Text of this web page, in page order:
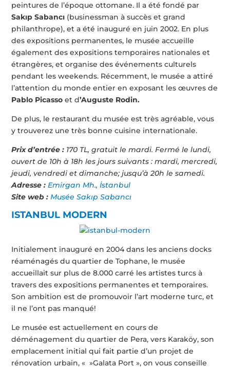
peintures de l’époque ottomane. Il a été fondé par
Sakıp Sabancı (businessman à succès et grand
philanthrope), et a été inauguré en juin 2002. En plus
des expositions permanentes, le musée accueille
également des expositions temporaires nationales et
étrangères, et organise des événements culturels
pendant les weekends. Récemment, le musée a attiré
l’attention du monde entier en exposant les œuvres de
Pablo Picasso et d’Auguste Rodin.
De plus, le restaurant du musée est très agréable, vous
y trouverez une très bonne cuisine internationale.
Prix d’entrée : 170 TL, gratuit le mardi. Fermé le lundi,
ouvert de 10h à 18h les jours suivants : mardi, mercredi,
jeudi, vendredi et dimanche; jusqu’à 20h le samedi.
Adresse : Emirgan Mh., İstanbul
Site web :Musée Sakıp Sabancı
ISTANBUL MODERN
Initialement inauguré en 2004 dans les anciens docks
réaménagés du quartier de Tophane, le musée
accueillait sur plus de 8.000 carré les artistes turcs à
travers des expositions permanentes et temporaires.
Son ambition est de promouvoir l’art moderne turc, et
il ne l’ont pas manqué!
Le musée est actuellement en cours de
déménagement du quartier de Pera, vers Karaköy, son
emplacement initial qui fait partie d’un projet de
rénovation urbain, « »Galata Port », on vous conseille